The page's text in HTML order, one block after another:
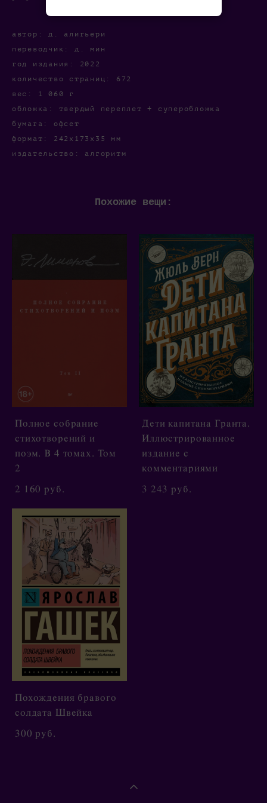
автор: д. алигьери
переводчик: д. мин
год издания: 2022
количество страниц: 672
вес: 1 060 г
обложка: твердый переплет + суперобложка
бумага: офсет
формат: 242x173x35 мм
издательство: алгоритм
Похожие вещи:
Полное собрание
стихотворений и
поэм. В 4 томах. Том
2
2 160 pуб.
Дети капитана Гранта.
Иллюстрированное
издание с
комментариями
3 243 pуб.
Похождения бравого
солдата Швейка
300 pуб.